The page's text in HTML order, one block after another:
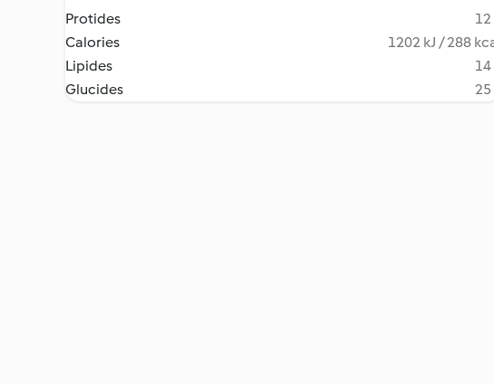
Protides
12
Calories
1202 kJ / 288
Lipides
14
Glucides
25